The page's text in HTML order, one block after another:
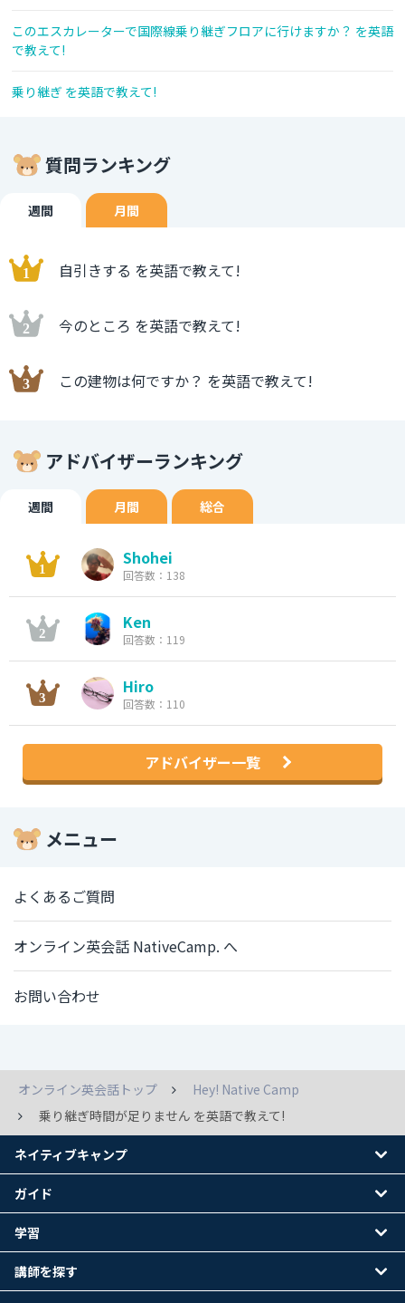
このエスカレーターで国際線乗り継ぎフロアに行けますか？ を英語
で教えて!
乗り継ぎ を英語で教えて!
質問ランキング
週間 月間
自引きする を英語で教えて!
今のところ を英語で教えて!
この建物は何ですか？ を英語で教えて!
アドバイザーランキング
週間 月間 総合
Shohei
回答数：138
Ken
回答数：119
Hiro
回答数：110
アドバイザー一覧
メニュー
よくあるご質問
オンライン英会話 NativeCamp. へ
お問い合わせ
オンライン英会話トップ
Hey! Native Camp
乗り継ぎ時間が足りません を英語で教えて!
ネイティブキャンプ
ガイド
学習
講師を探す